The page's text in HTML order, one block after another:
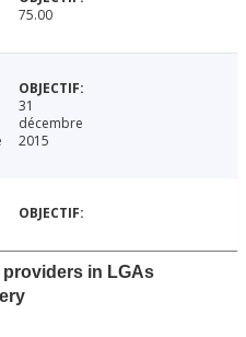
75.00
31
décembre
2015
in LGAs